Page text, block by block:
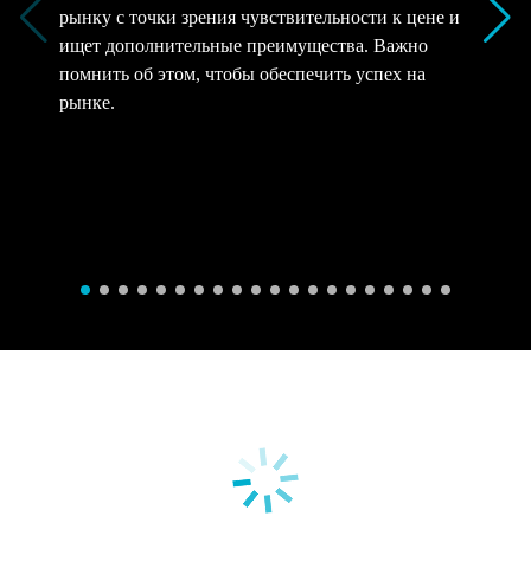
рынку с точки зрения чувствительности к цене и
ищет дополнительные преимущества. Важно
помнить об этом, чтобы обеспечить успех на
рынке.